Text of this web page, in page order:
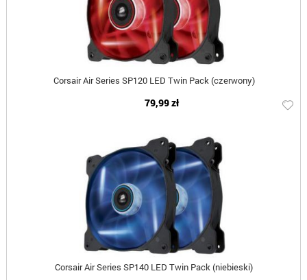
Corsair Air Series SP120 LED Twin Pack (czerwony)
79,99 zł
Corsair Air Series SP140 LED Twin Pack (niebieski)